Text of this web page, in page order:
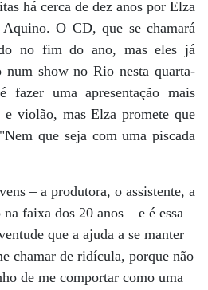
há cerca de dez anos por Elza
O CD, que se chamará
no fim do ano, mas eles já
num show no Rio nesta quarta-
uma apresentação mais
violão, mas Elza promete que
que seja com uma piscada
– a produtora, o assistente, a
faixa dos 20 anos – e é essa
que a ajuda a se manter
chamar de ridícula, porque não
de me comportar como uma